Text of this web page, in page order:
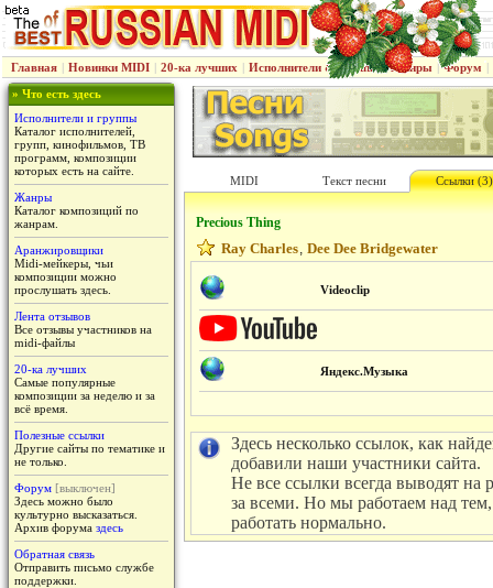
Главная | Новинки MIDI | 20-ка лучших | Исполнители & группы | Жанры | Форум |
» Что есть здесь
Исполнители и группы
Каталог исполнителей,
групп, кинофильмов, ТВ
программ, композиции
которых есть на сайте.
Жанры
Каталог композиций по
жанрам.
Аранжировщики
Midi-мейкеры, чьи
композиции можно
прослушать здесь.
Лента отзывов
Все отзывы участников на
midi-файлы
20-ка лучших
Самые популярные
композиции за неделю и за
всё время.
Полезные ссылки
Другие сайты по тематике и
не только.
Форум [выключен]
Здесь можно было
культурно высказаться.
Архив форума здесь
Обратная связь
Отправить письмо службе
поддержки.
MIDI Текст песни Ссылки (3)
Precious Thing
Ray Charles, Dee Dee Bridgewater
Videoclip
Яндекс.Музыка
Здесь несколько ссылок, как
добавили наши участники сайта.
Не все ссылки всегда выводят
за всеми. Но мы работаем над тем,
работать нормально.